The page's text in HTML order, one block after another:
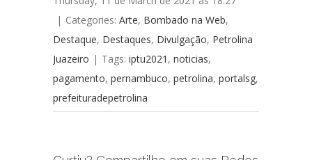
| Categories:Arte, Bombado na Web,
Destaque, Destaques, Divulgação, Petrolina
Juazeiro | Tags:iptu2021 ,noticias,
pagamento,pernambuco,petrolina,portalsg,
prefeituradepetrolina